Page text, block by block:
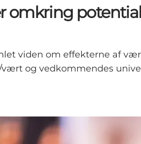
omkring
viden om effekterne af
og vedkommendes